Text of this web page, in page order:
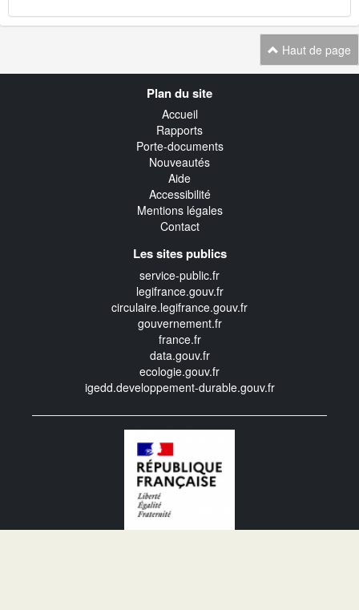
Haut de page
Plan du site
Accueil
Rapports
Porte-documents
Nouveautés
Aide
Accessibilité
Mentions légales
Contact
Les sites publics
service-public.fr
legifrance.gouv.fr
circulaire.legifrance.gouv.fr
gouvernement.fr
france.fr
data.gouv.fr
ecologie.gouv.fr
igedd.developpement-durable.gouv.fr